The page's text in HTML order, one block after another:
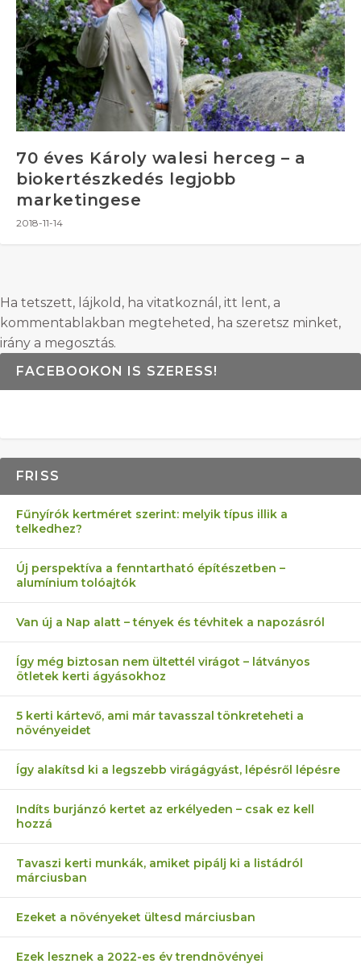
70 éves Károly walesi herceg – a
biokertészkedés legjobb
marketingese
2018-11-14
Ha tetszett, lájkold, ha vitatkoznál, itt lent, a
kommentablakban megteheted, ha szeretsz minket,
irány a megosztás.
FACEBOOKON IS SZERESS!
FRISS
Fűnyírók kertméret szerint: melyik típus illik a
telkedhez?
Új perspektíva a fenntartható építészetben –
alumínium tolóajtók
Van új a Nap alatt – tények és tévhitek a napozásról
Így még biztosan nem ültettél virágot – látványos
ötletek kerti ágyásokhoz
5 kerti kártevő, ami már tavasszal tönkreteheti a
növényeidet
Így alakítsd ki a legszebb virágágyást, lépésről lépésre
Indíts burjánzó kertet az erkélyeden – csak ez kell
hozzá
Tavaszi kerti munkák, amiket pipálj ki a listádról
márciusban
Ezeket a növényeket ültesd márciusban
Ezek lesznek a 2022-es év trendnövényei